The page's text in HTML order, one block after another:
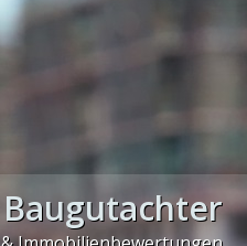
Baugutachter